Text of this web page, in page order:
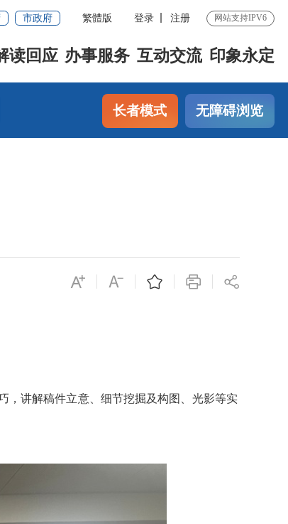
市政府 繁體版 登录 注册 网站支持IPV6
读回应 办事服务 互动交流 印象永定
长者模式 无障碍浏览
，讲解稿件立意、细节挖掘及构图、光影等实